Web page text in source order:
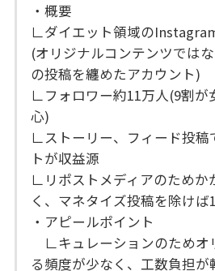
・概要
∟ダイエット領域の
(オリジナルコンテンツでは
の投稿を纏めたアカウント)
∟フォロワー約11万人(9割が
心)
∟ストーリー、フィード投稿
トが収益源
∟リポストメディアのためか
く、マネタイズ投稿を除けば
・アピールポイント
∟キュレーションのためオ
る頻度が少なく、工数負担が